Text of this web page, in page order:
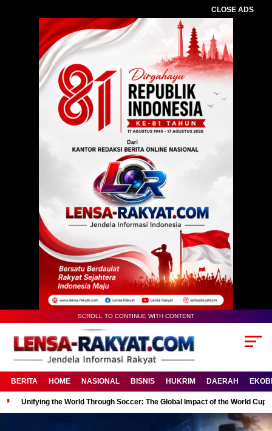
CLOSE ADS
SCROLL TO CONTINUE WITH CONTENT
BERITA HOME NASIONAL BISNIS HUKRIM DAERAH
Unifying the World Through Soccer: The Global Impact of the World Cup